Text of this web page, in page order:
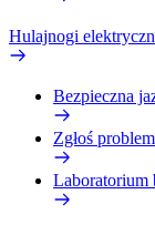
Hulajnogi
Bezpieczna
Zgłoś problem
Laboratorium